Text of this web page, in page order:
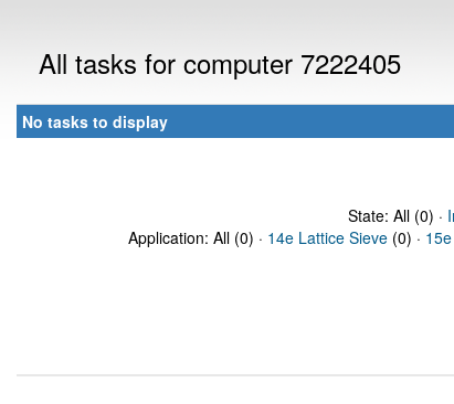
All tasks for computer 7222405
No tasks to display
State: All (0) ·
Application: All (0) · 14e Lattice Sieve (0) ·